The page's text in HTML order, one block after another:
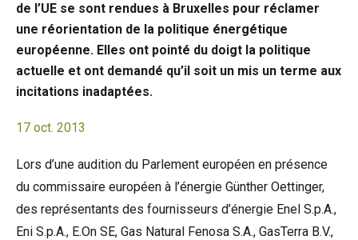
de l’UE se sont rendues à Bruxelles pour réclamer
une réorientation de la politique énergétique
européenne. Elles ont pointé du doigt la politique
actuelle et ont demandé qu’il soit un mis un terme aux
incitations inadaptées.
17 oct. 2013
Lors d’une audition du Parlement européen en présence
du commissaire européen à l’énergie Günther Oettinger,
des représentants des fournisseurs d’énergie Enel S.p.A.,
Eni S.p.A., E.On SE, Gas Natural Fenosa S.A., GasTerra B.V.,